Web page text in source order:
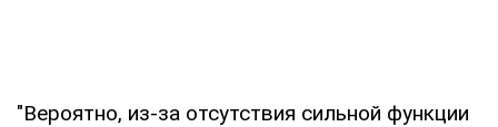
"Вероятно, из-за отсутствия сильной функции